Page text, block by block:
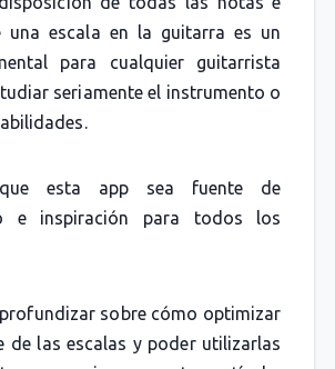
una escala en la guitarra es un
para cualquier guitarrista
seriamente el instrumento o
que esta app sea fuente de
e inspiración para todos los
sobre cómo optimizar
de las escalas y poder utilizarlas